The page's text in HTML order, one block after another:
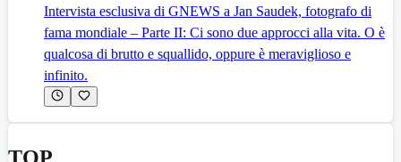
Intervista esclusiva di GNEWS a Jan Saudek, fotografo di
fama mondiale – Parte II: Ci sono due approcci alla vita. O è
qualcosa di brutto e squallido, oppure è meraviglioso e
infinito.
TOP